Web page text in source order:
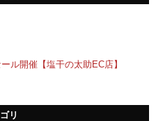
ル開催【塩干の太助EC店】
リ